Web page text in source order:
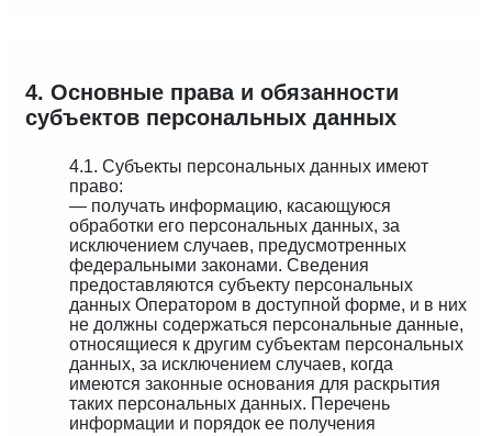
4. Основные права и обязанности
субъектов персональных данных
4.1. Субъекты персональных данных имеют
право:
— получать информацию, касающуюся
обработки его персональных данных, за
исключением случаев, предусмотренных
федеральными законами. Сведения
предоставляются субъекту персональных
данных Оператором в доступной форме, и в них
не должны содержаться персональные данные,
относящиеся к другим субъектам персональных
данных, за исключением случаев, когда
имеются законные основания для раскрытия
таких персональных данных. Перечень
информации и порядок ее получения